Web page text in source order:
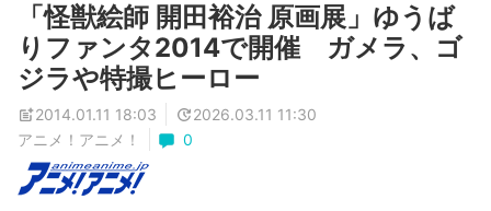
「怪獣絵師 開田裕治 原画展」ゆうば
りファンタ2014で開催 ガメラ、ゴ
ジラや特撮ヒーロー
2014.01.11 18:03
2026.03.11 11:30
アニメ！アニメ！
0